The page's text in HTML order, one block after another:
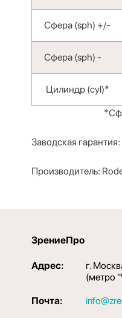
Сфера (sph) +/-
Сфера (sph) -
Цилиндр (cyl)*
*Сфера (sph)
Заводская
Производитель:
ЗрениеПро
Адрес:
г.
(метро
Почта: